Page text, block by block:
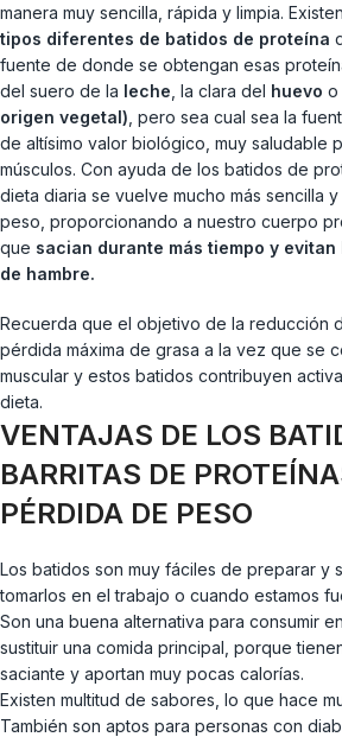
manera muy sencilla, rápida y limpia.
tipos diferentes de batidos de proteína
fuente de donde se obtengan esas
del suero de la leche , la clara del huevo o
origen vegetal) , pero sea cual sea la
de altísimo valor biológico, muy saludable
músculos. Con ayuda de los batidos de
dieta diaria se vuelve mucho más sencilla
peso, proporcionando a nuestro cuerpo
que sacian durante más tiempo y
de hambre.
Recuerda que el objetivo de la reducción
pérdida máxima de grasa a la vez que se
muscular y estos batidos contribuyen
dieta.
VENTAJAS DE LOS
BARRITAS DE
PÉRDIDA DE PESO
Los batidos son muy fáciles de preparar y
tomarlos en el trabajo o cuando estamos
Son una buena alternativa para consumir
sustituir una comida principal, porque
saciante y aportan muy pocas calorías.
Existen multitud de sabores, lo que hace
También son aptos para personas con